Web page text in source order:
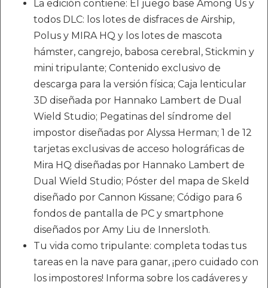
La edición contiene: El juego base Among Us y
todos DLC: los lotes de disfraces de Airship,
Polus y MIRA HQ y los lotes de mascota
hámster, cangrejo, babosa cerebral, Stickmin y
mini tripulante; Contenido exclusivo de
descarga para la versión física; Caja lenticular
3D diseñada por Hannako Lambert de Dual
Wield Studio; Pegatinas del síndrome del
impostor diseñadas por Alyssa Herman; 1 de 12
tarjetas exclusivas de acceso holográficas de
Mira HQ diseñadas por Hannako Lambert de
Dual Wield Studio; Póster del mapa de Skeld
diseñado por Cannon Kissane; Código para 6
fondos de pantalla de PC y smartphone
diseñados por Amy Liu de Innersloth.
Tu vida como tripulante: completa todas tus
tareas en la nave para ganar, ¡pero cuidado con
los impostores! Informa sobre los cadáveres y